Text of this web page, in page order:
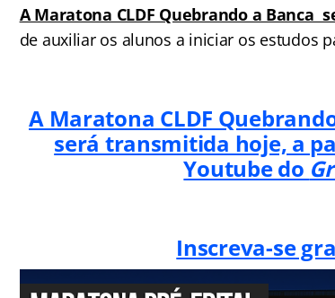
A Maratona CLDF Quebrando a Banca
de auxiliar os alunos a iniciar os estudos
A Maratona CLDF
será transmitida hoje, a
Youtube do
Inscreva-se